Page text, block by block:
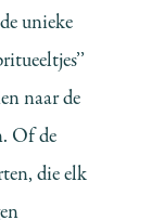
unieke
naar de
Of de
die elk